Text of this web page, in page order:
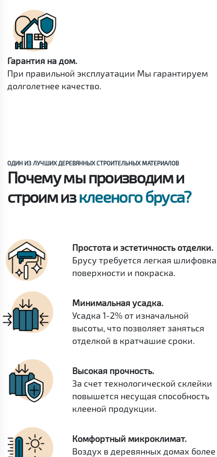
Гарантия на дом.
При правильной эксплуатации Мы гарантируем
долголетнее качество.
ОДИН ИЗ ЛУЧШИХ ДЕРЕВЯННЫХ СТРОИТЕЛЬНЫХ МАТЕРИАЛОВ
Почему мы производим и
строим изклееного бруса?
Простота и эстетичность отделки.
Брусу требуется легкая шлифовка
поверхности и покраска.
Минимальная усадка.
Усадка 1-2% от изначальной
высоты, что позволяет заняться
отделкой в кратчашие сроки.
Высокая прочность.
За счет технологической склейки
повышется несущая способность
клееной продукции.
Комфортный микроклимат.
Воздух в деревянных домах более